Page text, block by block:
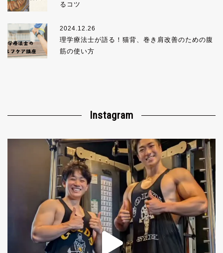
るコツ
2024.12.26
理学療法士が語る！猫背、巻き肩改善のための腹
筋の使い方
Instagram